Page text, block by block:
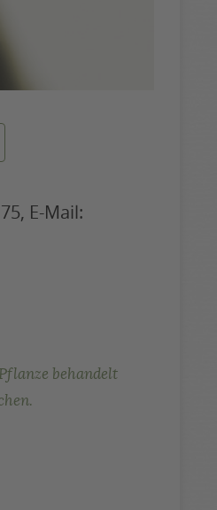
E-Mail:
behandelt